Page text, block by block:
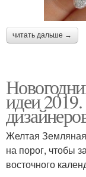
читать дальше →
идеи
Желтая
на порог, чтобы
восточного